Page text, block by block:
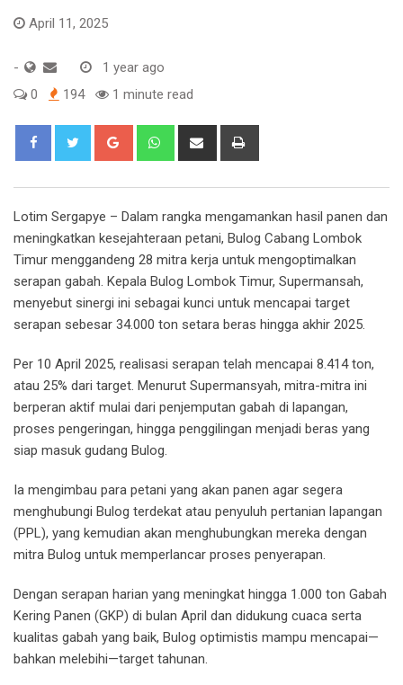
April 11, 2025
-
1 year ago
0
194 1 minute read
Google+ WhatsappShare
Lotim Sergapye – Dalam rangka mengamankan hasil panen dan
meningkatkan kesejahteraan petani, Bulog Cabang Lombok
Timur menggandeng 28 mitra kerja untuk mengoptimalkan
serapan gabah. Kepala Bulog Lombok Timur, Supermansah,
menyebut sinergi ini sebagai kunci untuk mencapai target
serapan sebesar 34.000 ton setara beras hingga akhir 2025.
Per 10 April 2025, realisasi serapan telah mencapai 8.414 ton,
atau 25% dari target. Menurut Supermansyah, mitra-mitra ini
berperan aktif mulai dari penjemputan gabah di lapangan,
proses pengeringan, hingga penggilingan menjadi beras yang
siap masuk gudang Bulog.
Ia mengimbau para petani yang akan panen agar segera
menghubungi Bulog terdekat atau penyuluh pertanian lapangan
(PPL), yang kemudian akan menghubungkan mereka dengan
mitra Bulog untuk memperlancar proses penyerapan.
Dengan serapan harian yang meningkat hingga 1.000 ton Gabah
Kering Panen (GKP) di bulan April dan didukung cuaca serta
kualitas gabah yang baik, Bulog optimistis mampu mencapai—
bahkan melebihi—target tahunan.